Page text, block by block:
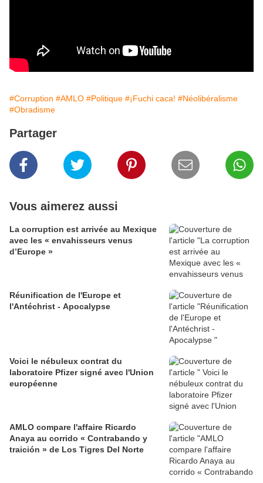
#Corruption #AMLO #Politique #¡Fuchi caca! #Néolibéralisme
#Obradisme
Partager
Vous aimerez aussi
La corruption est arrivée au Mexique
avec les « envahisseurs venus
d’Europe »
Réunification de l'Europe et
l'Antéchrist - Apocalypse
Voici le nébuleux contrat du
laboratoire Pfizer signé avec l'Union
européenne
AMLO compare l'affaire Ricardo
Anaya au corrido « Contrabando y
traición » de Los Tigres Del Norte